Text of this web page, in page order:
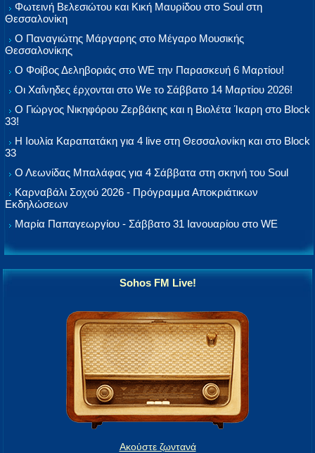
Φωτεινή Βελεσιώτου και Κική Μαυρίδου στο Soul στη
Θεσσαλονίκη
Ο Παναγιώτης Μάργαρης στο Μέγαρο Μουσικής
Θεσσαλονίκης
Ο Φοίβος Δεληβοριάς στο WE την Παρασκευή 6 Μαρτίου!
Οι Χαΐνηδες έρχονται στο We το Σάββατο 14 Μαρτίου 2026!
Ο Γιώργος Νικηφόρου Ζερβάκης και η Βιολέτα Ίκαρη στο Block
33!
Η Ιουλία Καραπατάκη για 4 live στη Θεσσαλονίκη και στο Block
33
Ο Λεωνίδας Μπαλάφας για 4 Σάββατα στη σκηνή του Soul
Καρναβάλι Σοχού 2026 - Πρόγραμμα Αποκριάτικων
Εκδηλώσεων
Μαρία Παπαγεωργίου - Σάββατο 31 Ιανουαρίου στο WE
Sohos FM Live!
Ακούστε ζωντανά